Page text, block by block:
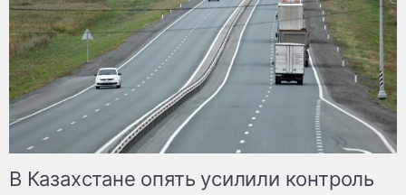
В Казахстане опять усилили контроль